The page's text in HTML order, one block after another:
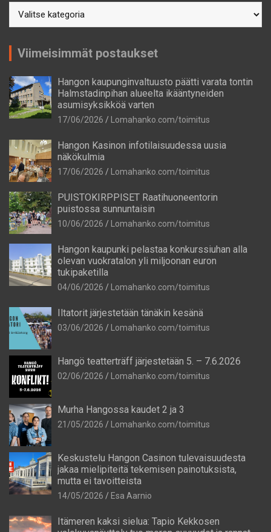
Viimeisimmät postaukset
Hangon kaupunginvaltuusto päätti varata tontin
Halmstadinpihan alueelta ikääntyneiden
asumisyksikköä varten
17/06/2026 Lomahanko.com/toimitus
Hangon Kasinon infotilaisuudessa uusia
näkökulmia
17/06/2026 Lomahanko.com/toimitus
PUISTOKIRPPISET Raatihuoneentorin
puistossa sunnuntaisin
10/06/2026 Lomahanko.com/toimitus
Hangon kaupunki pelastaa konkurssiuhan alla
olevan vuokratalon yli miljoonan euron
tukipaketilla
04/06/2026 Lomahanko.com/toimitus
Iltatorit järjestetään tänäkin kesänä
03/06/2026 Lomahanko.com/toimitus
Hangö teatterträff järjestetään 5. – 7.6.2026
02/06/2026 Lomahanko.com/toimitus
Murha Hangossa kaudet 2 ja 3
21/05/2026 Lomahanko.com/toimitus
Keskustelu Hangon Casinon tulevaisuudesta
jakaa mielipiteitä tekemisen painotuksista,
mutta ei tavoitteista
14/05/2026 Esa Aarnio
Itämeren kaksi sielua: Tapio Kekkosen